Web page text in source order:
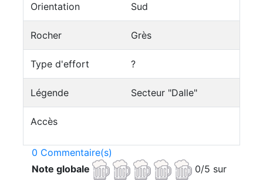
Orientation Sud
Rocher Grès
Type d'effort ?
Légende Secteur "Dalle"
Accès
0 Commentaire(s)
Note globale
0/5 sur